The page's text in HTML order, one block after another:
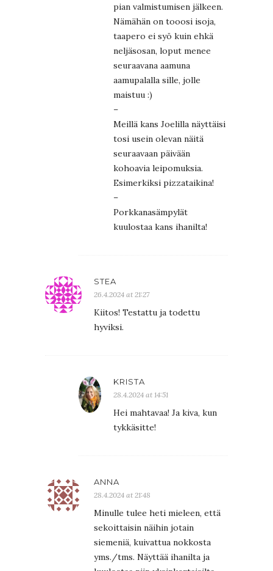
pian valmistumisen jälkeen.
Nämähän on tooosi isoja,
taapero ei syö kuin ehkä
neljäsosan, loput menee
seuraavana aamuna
aamupalalla sille, jolle
maistuu :)
–
Meillä kans Joelilla näyttäisi
tosi usein olevan näitä
seuraavaan päivään
kohoavia leipomuksia.
Esimerkiksi pizzataikina!
–
Porkkanasämpylät
kuulostaa kans ihanilta!
STEA
26.4.2024 at 21:27
Kiitos! Testattu ja todettu
hyviksi.
KRISTA
28.4.2024 at 14:51
Hei mahtavaa! Ja kiva, kun
tykkäsitte!
ANNA
28.4.2024 at 21:48
Minulle tulee heti mieleen, että
sekoittaisin näihin jotain
siemeniä, kuivattua nokkosta
yms./tms. Näyttää ihanilta ja